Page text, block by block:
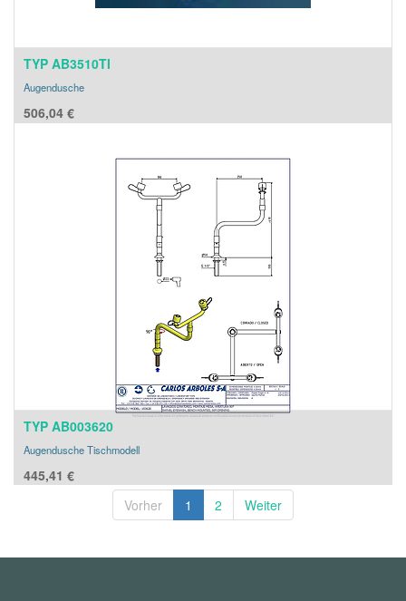
TYP AB3510TI
Augendusche
506,04 €
TYP AB003620
Augendusche Tischmodell
445,41 €
Vorher
1 2 Weiter